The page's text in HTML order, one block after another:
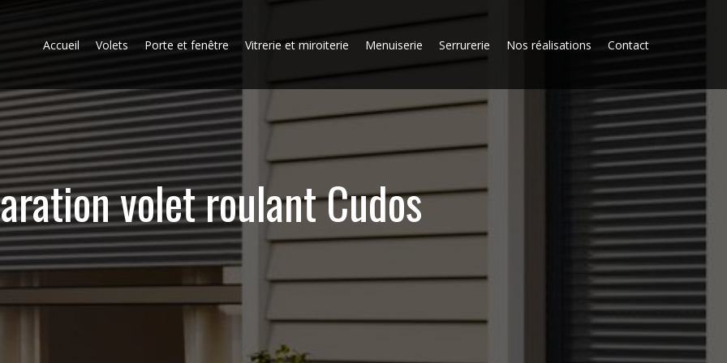
Accueil Volets Porte et fenêtre Vitrerie et miroiterie Menuiserie Serrurerie Nos réalisations Contact
volet roulant Cudos